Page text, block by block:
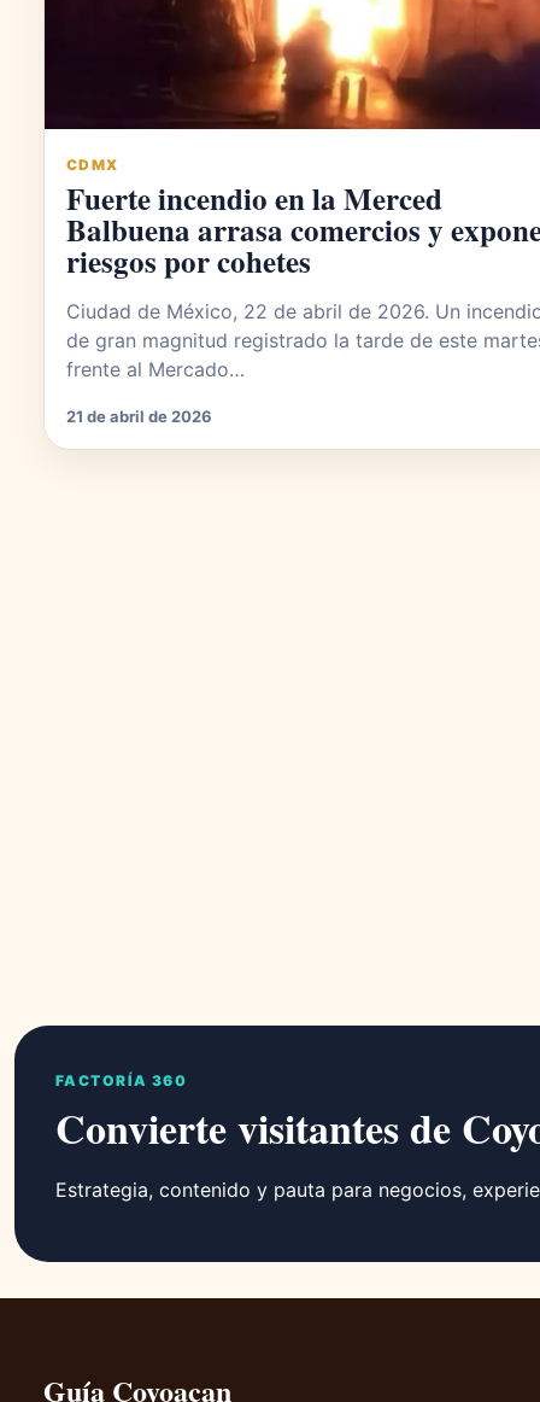
CDMX
Fuerte incendio en la Merced
Balbuena arrasa comercios y
riesgos por cohetes
Ciudad de México, 22 de abril de 2026. Un
de gran magnitud registrado la tarde de este
frente al Mercado…
21 de abril de 2026
FACTORÍA 360
Convierte visitantes de
Estrategia, contenido y pauta para negocios,
Guía Coyoacan